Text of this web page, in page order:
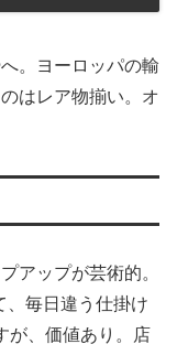
へ。ヨーロッパの輸
はレア物揃い。オ
アップが芸術的。
、毎日違う仕掛け
が、価値あり。店